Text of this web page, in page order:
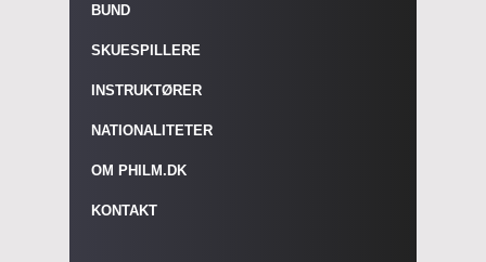
BUND
SKUESPILLERE
INSTRUKTØRER
NATIONALITETER
OM PHILM.DK
KONTAKT